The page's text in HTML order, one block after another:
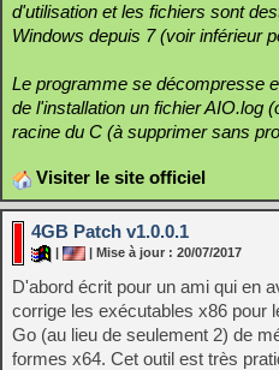
d'utilisation et les fichiers sont
Windows depuis 7 (voir inférieur
Le programme se décompresse
de l'installation un fichier AIO.log
racine du C (à supprimer sans
Visiter le site officiel
4GB Patch v1.0.0.1
| | Mise à jour : 20/07/2017
D'abord écrit pour un ami qui en
corrige les exécutables x86 pour
Go (au lieu de seulement 2) de
formes x64. Cet outil est très